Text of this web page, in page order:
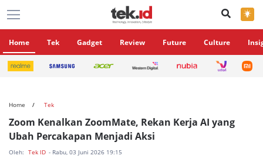
×
Home Tek Gadget Review Future Culture
Home Tek
Zoom Kenalkan ZoomMate, Rekan Kerja AI yang
Ubah Percakapan Menjadi Aksi
Oleh: Tek ID - Rabu, 03 Juni 2026 19:15